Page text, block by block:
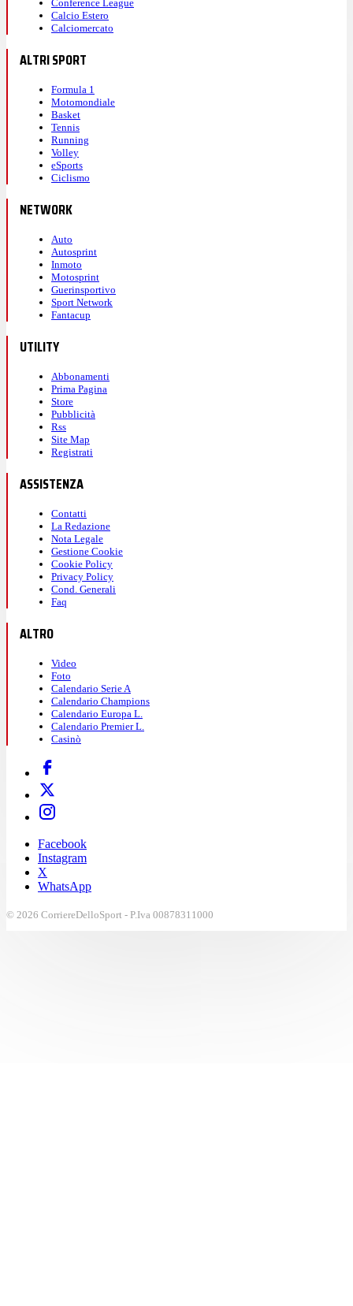
Conference League
Calcio Estero
Calciomercato
ALTRI SPORT
Formula 1
Motomondiale
Basket
Tennis
Running
Volley
eSports
Ciclismo
NETWORK
Auto
Autosprint
Inmoto
Motosprint
Guerinsportivo
Sport Network
Fantacup
UTILITY
Abbonamenti
Prima Pagina
Store
Pubblicità
Rss
Site Map
Registrati
ASSISTENZA
Contatti
La Redazione
Nota Legale
Gestione Cookie
Cookie Policy
Privacy Policy
Cond. Generali
Faq
ALTRO
Video
Foto
Calendario Serie A
Calendario Champions
Calendario Europa L.
Calendario Premier L.
Casinò
Facebook
Instagram
X
WhatsApp
© 2026 CorriereDelloSport - P.Iva 00878311000